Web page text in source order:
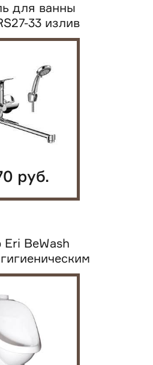
для ванны
33 излив
руб.
Eri BeWash